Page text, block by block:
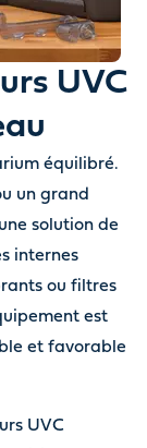
UVC
équilibré.
un grand
solution de
internes
ou filtres
est
et favorable
UVC